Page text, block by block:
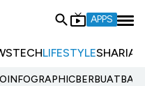
APPS
TECHLIFESTYLESHARIA
INFOGRAPHIC